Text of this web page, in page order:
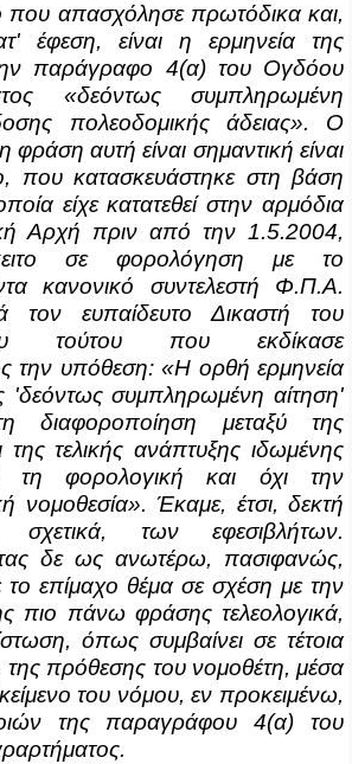
που απασχόλησε πρωτόδικα και,
έφεση, είναι η ερμηνεία της
παράγραφο 4(α) του Ογδόου
«δεόντως συμπληρωμένη
πολεοδομικής άδειας». Ο
αυτή είναι σημαντική είναι
που κατασκευάστηκε στη βάση
είχε κατατεθεί στην αρμόδια
Αρχή πριν από την 1.5.2004,
σε φορολόγηση με το
κανονικό συντελεστή Φ.Π.Α.
τον ευπαίδευτο Δικαστή του
τούτου που εκδίκασε
την υπόθεση: «Η ορθή ερμηνεία
'δεόντως συμπληρωμένη αίτηση'
διαφοροποίηση μεταξύ της
της τελικής ανάπτυξης ιδωμένης
φορολογική και όχι την
νομοθεσία». Έκαμε, έτσι, δεκτή
των εφεσιβλήτων.
δε ως ανωτέρω, πασιφανώς,
το επίμαχο θέμα σε σχέση με την
πιο πάνω φράσης τελεολογικά,
όπως συμβαίνει σε τέτοια
πρόθεσης του νομοθέτη, μέσα
του νόμου, εν προκειμένω,
της παραγράφου 4(α) του